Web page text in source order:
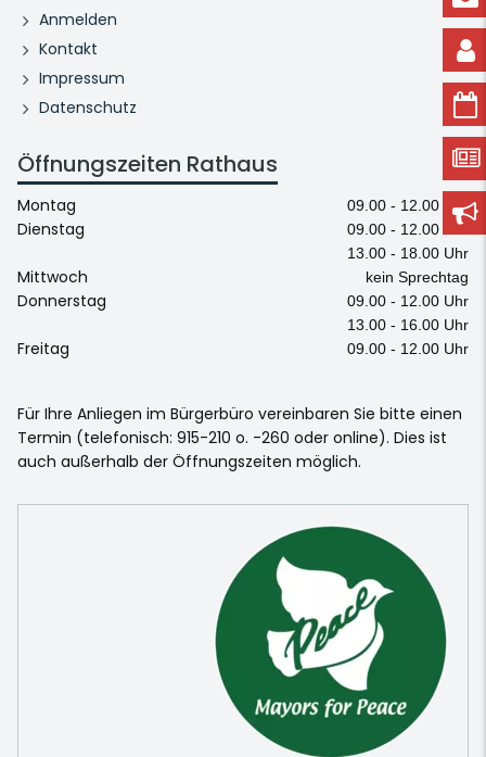
Anmelden
Kontakt
Impressum
Datenschutz
Öffnungszeiten Rathaus
Montag 09.00 - 12.00 Uhr
Dienstag
09.00 - 12.00 Uhr
13.00 - 18.00 Uhr
Mittwoch kein Sprechtag
Donnerstag
09.00 - 12.00 Uhr
13.00 - 16.00 Uhr
Freitag 09.00 - 12.00 Uhr
Für Ihre Anliegen im Bürgerbüro vereinbaren Sie bitte einen
Termin (telefonisch: 915-210 o. -260 oder online). Dies ist
auch außerhalb der Öffnungszeiten möglich.